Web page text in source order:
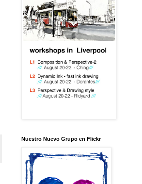
Nuestro Nuevo Grupo en Flickr